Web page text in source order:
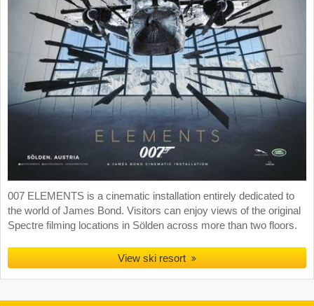
007 ELEMENTS is a cinematic installation entirely dedicated to
the world of James Bond. Visitors can enjoy views of the original
Spectre filming locations in Sölden across more than two floors.
View ski resort